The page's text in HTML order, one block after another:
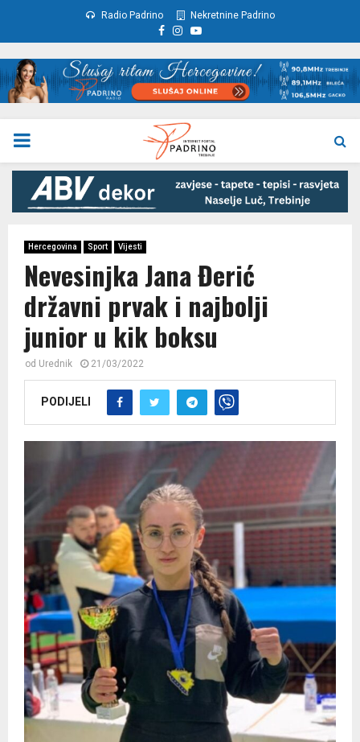
Radio Padrino Nekretnine Padrino
Facebook
Instagram
Youtube
PRIMARY
MENU
Hercegovina Sport Vijesti
Nevesinjka Jana Đerić
državni prvak i najbolji
junior u kik boksu
od Urednik 21/03/2022
PODIJELI